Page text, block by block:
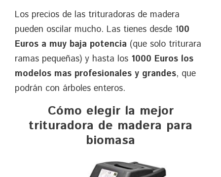
Los precios de las trituradoras de madera
pueden oscilar mucho. Las tienes desde 100
Euros a muy baja potencia (que solo triturara
ramas pequeñas) y hasta los 1000 Euros los
modelos mas profesionales y grandes, que
podrán con árboles enteros.
Cómo elegir la mejor
trituradora de madera para
biomasa